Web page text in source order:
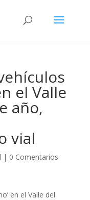
el Valle
año,
vial
| 0 Comentarios
en el Valle del